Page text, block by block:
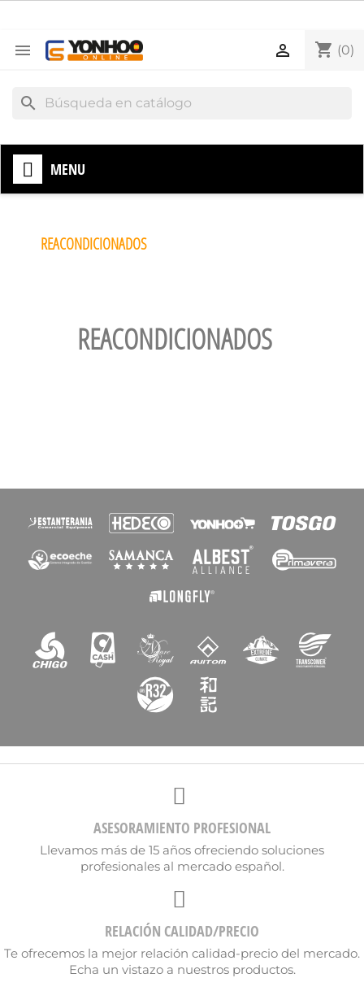
 shopping_cart (0)

search
MENU
REACONDICIONADOS
REACONDICIONADOS
ASESORAMIENTO PROFESIONAL
Llevamos más de 15 años ofreciendo soluciones
profesionales al mercado español.
RELACIÓN CALIDAD/PRECIO
Te ofrecemos la mejor relación calidad-precio del mercado.
Echa un vistazo a nuestros productos.